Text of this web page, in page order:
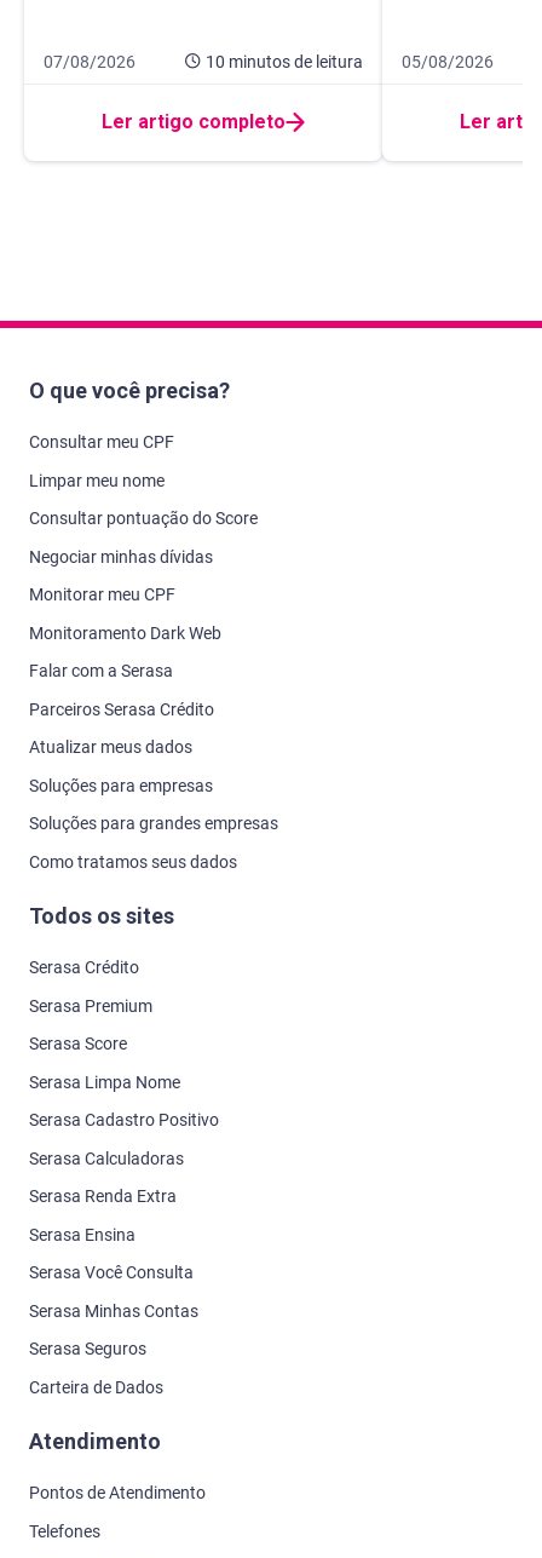
Data de publicação 7 de agosto de 2026
07/08/2026 10 minutosde leitura
10 minutos de leitura
Ler artigo completo
Data de
05/08/2026
10 minutos de
Ler
O que você precisa?
Consultar meu CPF
Limpar meu nome
Consultar pontuação do Score
Negociar minhas dívidas
Monitorar meu CPF
Monitoramento Dark Web
Falar com a Serasa
Parceiros Serasa Crédito
Atualizar meus dados
Soluções para empresas
Soluções para grandes empresas
Como tratamos seus dados
Todos os sites
Serasa Crédito
Serasa Premium
Serasa Score
Serasa Limpa Nome
Serasa Cadastro Positivo
Serasa Calculadoras
Serasa Renda Extra
Serasa Ensina
Serasa Você Consulta
Serasa Minhas Contas
Serasa Seguros
Carteira de Dados
Atendimento
Pontos de Atendimento
Telefones